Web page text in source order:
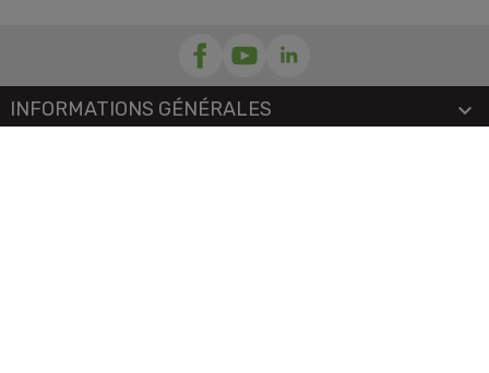
INFORMATIONS GÉNÉRALES 